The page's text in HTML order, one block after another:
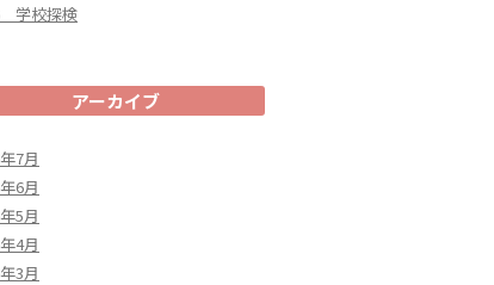
学校探検
アーカイブ
7月
6月
5月
4月
3月